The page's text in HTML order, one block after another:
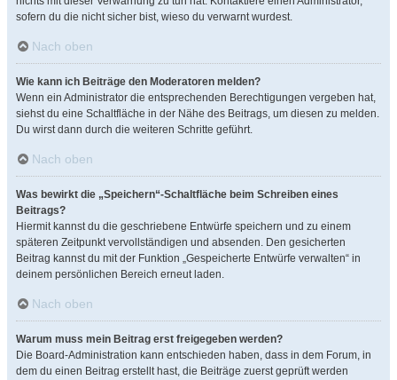
sofern du die nicht sicher bist, wieso du verwarnt wurdest.
Nach oben
Wie kann ich Beiträge den Moderatoren melden?
Wenn ein Administrator die entsprechenden Berechtigungen vergeben hat,
siehst du eine Schaltfläche in der Nähe des Beitrags, um diesen zu melden.
Du wirst dann durch die weiteren Schritte geführt.
Nach oben
Was bewirkt die „Speichern“-Schaltfläche beim Schreiben eines
Beitrags?
Hiermit kannst du die geschriebene Entwürfe speichern und zu einem
späteren Zeitpunkt vervollständigen und absenden. Den gesicherten
Beitrag kannst du mit der Funktion „Gespeicherte Entwürfe verwalten“ in
deinem persönlichen Bereich erneut laden.
Nach oben
Warum muss mein Beitrag erst freigegeben werden?
Die Board-Administration kann entschieden haben, dass in dem Forum, in
dem du einen Beitrag erstellt hast, die Beiträge zuerst geprüft werden